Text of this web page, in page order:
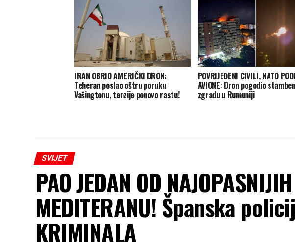
IRAN OBRIO AMERIČKI DRON:
Teheran poslao oštru poruku
Vašingtonu, tenzije ponovo rastu!
POVRIJEĐENI CIVILI, NATO
AVIONE: Dron pogodio
zgradu u Rumuniji
SVIJET
PAO JEDAN OD
MEDITERANU! Španska
KRIMINALA